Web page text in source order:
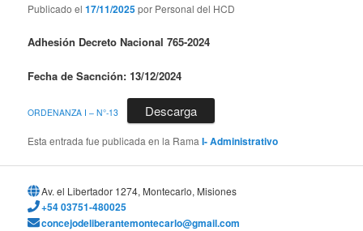
Publicado el17/11/2025por Personal del HCD
Adhesión Decreto Nacional 765-2024
Fecha de Sacnción: 13/12/2024
ORDENANZA I – N°-13 Descarga
Esta entrada fue publicada en la RamaI- Administrativo
Av. el Libertador 1274, Montecarlo, Misiones
+54 03751-480025
concejodeliberantemontecarlo@gmail.com